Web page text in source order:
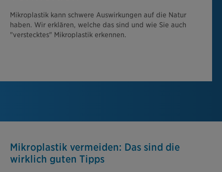
Mikroplastik kann schwere Auswirkungen auf die Natur
haben. Wir erklären, welche das sind und wie Sie auch
"verstecktes" Mikroplastik erkennen.
Mikroplastik vermeiden: Das sind die
wirklich guten Tipps